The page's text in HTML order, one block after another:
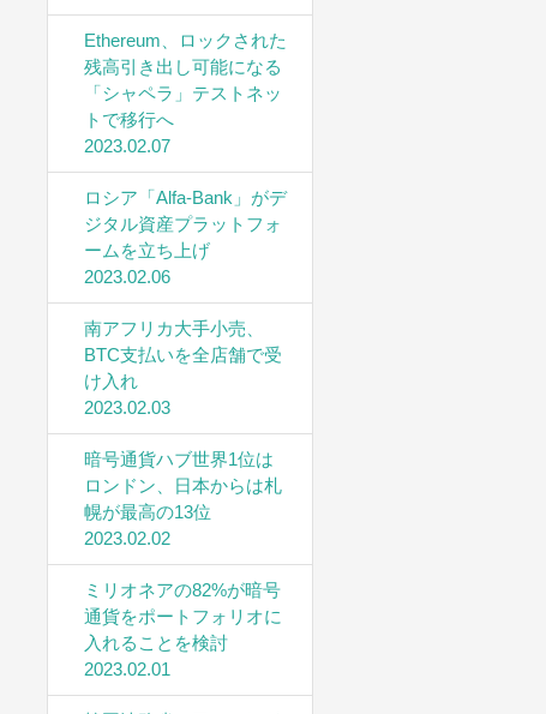
Ethereum、ロックされた
残高引き出し可能になる
「シャペラ」テストネッ
トで移行へ
2023.02.07
ロシア「Alfa-Bank」がデ
ジタル資産プラットフォ
ームを立ち上げ
2023.02.06
南アフリカ大手小売、
BTC支払いを全店舗で受
け入れ
2023.02.03
暗号通貨ハブ世界1位は
ロンドン、日本からは札
幌が最高の13位
2023.02.02
ミリオネアの82%が暗号
通貨をポートフォリオに
入れることを検討
2023.02.01